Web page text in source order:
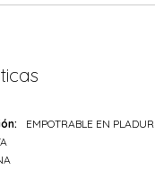
EMPOTRABLE EN PLADUR